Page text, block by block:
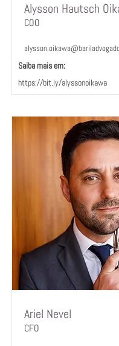
Alysson Hautsch
COO
Saiba mais em:ﾠ
https://bit.ly/alyssonoikawa
Ariel Nevel
CFO